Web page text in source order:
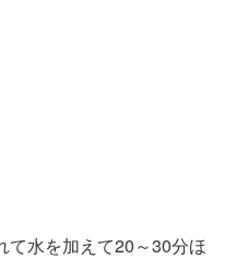
て水を加えて20～30分ほ